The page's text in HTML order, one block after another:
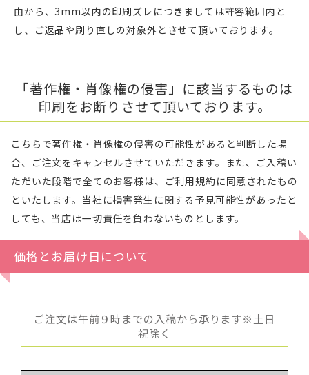
由から、3mm以内の印刷ズレにつきましては許容範囲内と
し、ご返品や刷り直しの対象外とさせて頂いております。
「著作権・肖像権の侵害」に該当するものは
印刷をお断りさせて頂いております。
こちらで著作権・肖像権の侵害の可能性があると判断した場
合、ご注文をキャンセルさせていただきます。また、ご入稿い
ただいた段階で全てのお客様は、ご利用規約に同意されたもの
といたします。当社に損害発生に関する予見可能性があったと
しても、当店は一切責任を負わないものとします。
価格とお届け日について
ご注文は午前９時までの入稿から承ります※土日
祝除く